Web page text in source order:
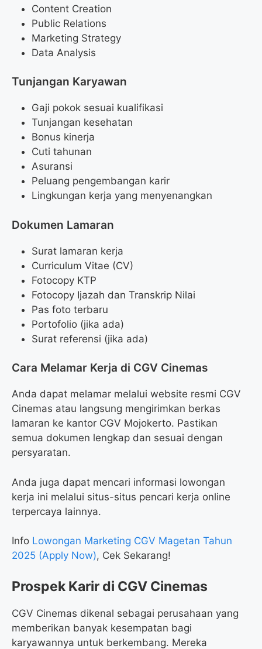
Content Creation
Public Relations
Marketing Strategy
Data Analysis
Tunjangan Karyawan
Gaji pokok sesuai kualifikasi
Tunjangan kesehatan
Bonus kinerja
Cuti tahunan
Asuransi
Peluang pengembangan karir
Lingkungan kerja yang menyenangkan
Dokumen Lamaran
Surat lamaran kerja
Curriculum Vitae (CV)
Fotocopy KTP
Fotocopy Ijazah dan Transkrip Nilai
Pas foto terbaru
Portofolio (jika ada)
Surat referensi (jika ada)
Cara Melamar Kerja di CGV Cinemas
Anda dapat melamar melalui website resmi CGV
Cinemas atau langsung mengirimkan berkas
lamaran ke kantor CGV Mojokerto. Pastikan
semua dokumen lengkap dan sesuai dengan
persyaratan.
Anda juga dapat mencari informasi lowongan
kerja ini melalui situs-situs pencari kerja online
terpercaya lainnya.
Info Lowongan Marketing CGV Magetan Tahun
2025 (Apply Now), Cek Sekarang!
Prospek Karir di CGV Cinemas
CGV Cinemas dikenal sebagai perusahaan yang
memberikan banyak kesempatan bagi
karyawannya untuk berkembang. Mereka